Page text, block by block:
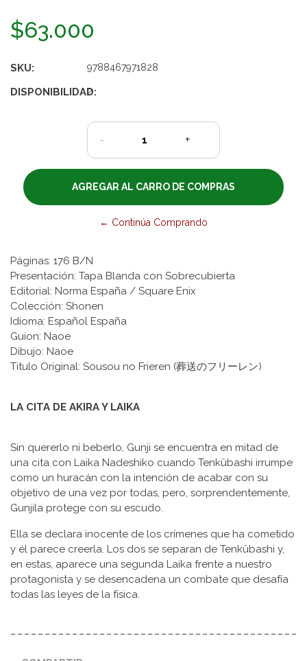
$63.000
SKU: 9788467971828
DISPONIBILIDAD:
2
- +
← Continúa Comprando
Páginas: 176 B/N
Presentación: Tapa Blanda con Sobrecubierta
Editorial: Norma España / Square Enix
Colección: Shonen
Idioma: Español España
Guion: Naoe
Dibujo: Naoe
Titulo Original: Sousou no Frieren (葬送のフリーレン)
LA CITA DE AKIRA Y LAIKA
Sin quererlo ni beberlo, Gunji se encuentra en mitad de
una cita con Laika Nadeshiko cuando Tenkûbashi irrumpe
como un huracán con la intención de acabar con su
objetivo de una vez por todas, pero, sorprendentemente,
Gunjila protege con su escudo.
Ella se declara inocente de los crímenes que ha cometido
y él parece creerla. Los dos se separan de Tenkûbashi y,
en estas, aparece una segunda Laika frente a nuestro
protagonista y se desencadena un combate que desafía
todas las leyes de la física.